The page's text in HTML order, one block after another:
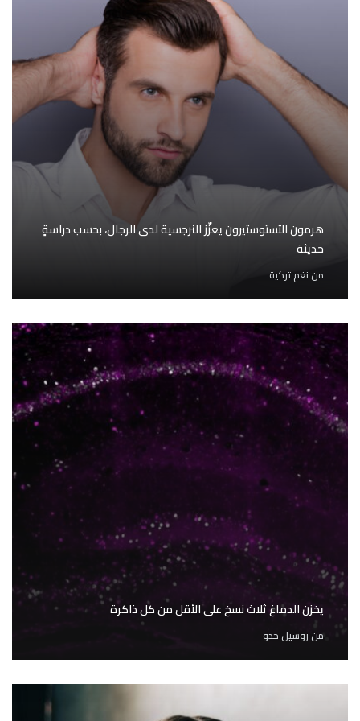
هرمون التستوستيرون يعزّز النرجسية لدى الرجال، بحسب دراسةٍ
حديثة
من نغم تركية
يخزن الدماغ ثلاث نسخ على الأقل من كل ذاكرة
من روسيل حدو